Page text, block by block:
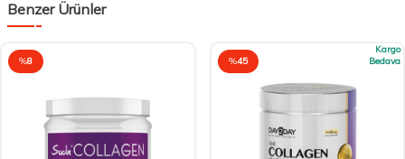
Benzer Ürünler
%8 %45
Kargo
Bedava